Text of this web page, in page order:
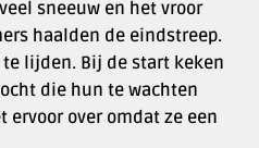
sneeuw en het vroor
haalden de eindstreep.
lijden. Bij de start keken
die hun te wachten
ervoor over omdat ze een